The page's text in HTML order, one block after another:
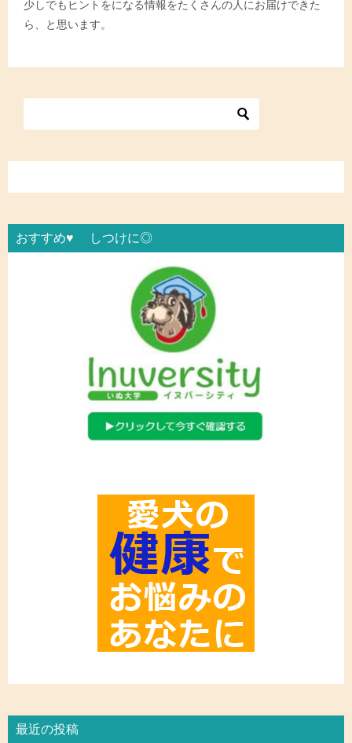
少しでもヒントをになる情報をたくさんの人にお届けできた
ら、と思います。
おすすめ♥ しつけに◎
最近の投稿